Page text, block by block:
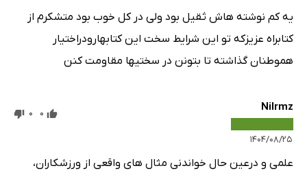
یه کم نوشته هاش ثقیل بود ولی در کل خوب بود متشکرم از
کتابراه عزیزکه تو این شرایط سخت این کتابهارودراختیار
هموطنان گذاشته تا بتونن در سختیها مقاومت کنن
Nilrmz
۱۴۰۴/۰۸/۲۵
0
0
علمی و درعین حال خواندنی مثال های واقعی از ورزشکاران،